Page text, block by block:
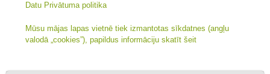
Datu Privātuma politika
Mūsu mājas lapas vietnē tiek izmantotas sīkdatnes (angļu
valodā „cookies”), papildus informāciju skatīt šeit